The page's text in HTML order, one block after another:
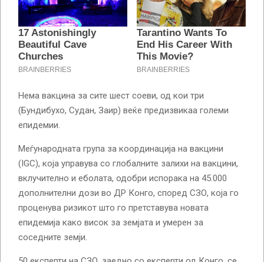
Нема вакцина за сите шест соеви, од кои три
(Бундибухо, Судан, Заир) веќе предизвикаа големи
епидемии.
Меѓународната група за координација на вакцини
(IGC), која управува со глобалните залихи на вакцини,
вклучително и еболата, одобри испорака на 45.000
дополнителни дози во ДР Конго, според СЗО, која го
проценува ризикот што го претставува новата
епидемија како висок за земјата и умерен за
соседните земји.